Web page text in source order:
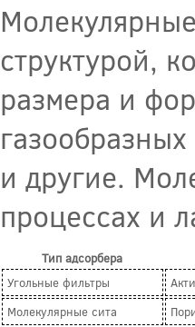
структурой,
размера и
и другие.
процессах и
Тип адсорбера
Угольные фильтры
Молекулярные сита